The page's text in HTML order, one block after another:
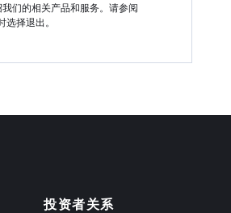
们的相关产品和服务。请参阅
选择退出。
投资者关系